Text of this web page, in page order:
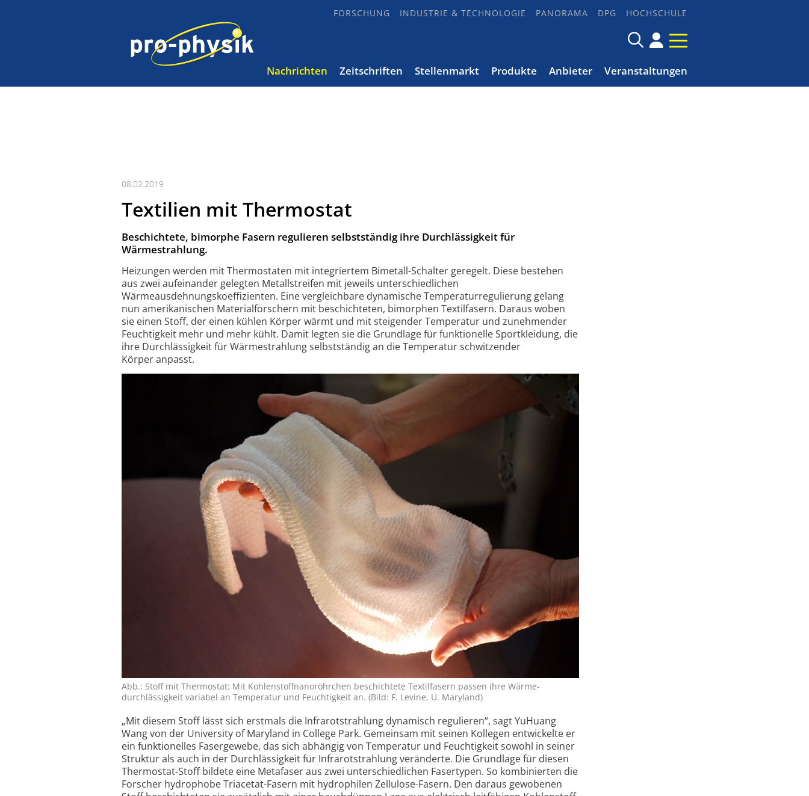
FORSCHUNG INDUSTRIE & TECHNOLOGIE PANORAMA DPG HOCHSCHULE
Nachrichten Zeitschriften Stellenmarkt Produkte Anbieter Veranstaltungen
08.02.2019
Textilien mit Thermostat
Beschichtete, bimorphe Fasern regulieren selbstständig ihre Durchlässigkeit für
Wärmestrahlung.
Heizungen werden mit Thermostaten mit integriertem Bimetall-Schalter geregelt. Diese bestehen
aus zwei aufeinander gelegten Metallstreifen mit jeweils unterschiedlichen
Wärmeausdehnungskoeffizienten. Eine vergleichbare dynamische Temperaturregulierung gelang
nun amerikanischen Materialforschern mit beschichteten, bimorphen Textilfasern. Daraus woben
sie einen Stoff, der einen kühlen Körper wärmt und mit steigender Temperatur und zunehmender
Feuchtigkeit mehr und mehr kühlt. Damit legten sie die Grundlage für funktionelle Sportkleidung, die
ihre Durchlässigkeit für Wärmestrahlung selbstständig an die Temperatur schwitzender
Körper anpasst.
Abb.: Stoff mit Thermostat: Mit Kohlen­stoffnano­röhrchen beschichtete Textil­fasern passen ihre Wärme­
durchlässig­keit variabel an Tem­peratur und Feuchtig­keit an. (Bild: F. Levine, U. Maryland)
„Mit diesem Stoff lässt sich erstmals die Infrarotstrahlung dynamisch regulieren“, sagt YuHuang
Wang von der University of Maryland in College Park. Gemeinsam mit seinen Kollegen entwickelte er
ein funktionelles Fasergewebe, das sich abhängig von Temperatur und Feuchtigkeit sowohl in seiner
Struktur als auch in der Durchlässigkeit für Infrarotstrahlung veränderte. Die Grundlage für diesen
Thermostat-Stoff bildete eine Metafaser aus zwei unterschiedlichen Fasertypen. So kombinierten die
Forscher hydrophobe Triacetat-Fasern mit hydrophilen Zellulose-Fasern. Den daraus gewobenen